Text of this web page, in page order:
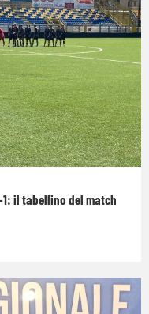
il tabellino del match